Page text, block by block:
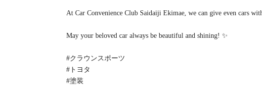
At Car Convenience Club Saidaiji Ekimae, we can give even cars
May your beloved car always be beautiful and shining! ✨
#クラウンスポーツ
#トヨタ
#塗装